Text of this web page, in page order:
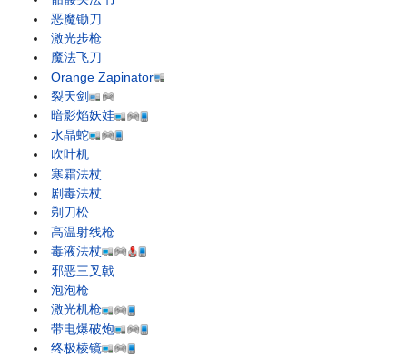
恶魔锄刀
激光步枪
魔法飞刀
Orange Zapinator
裂天剑
暗影焰妖娃
水晶蛇
吹叶机
寒霜法杖
剧毒法杖
剃刀松
高温射线枪
毒液法杖
邪恶三叉戟
泡泡枪
激光机枪
带电爆破炮
终极棱镜